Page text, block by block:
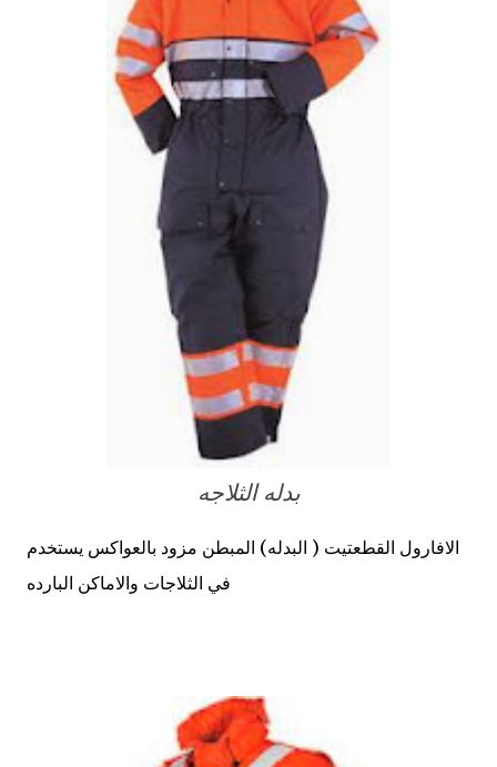
بدله الثلاجه
الافارول القطعتيت ( البدله) المبطن مزود بالعواكس يستخدم